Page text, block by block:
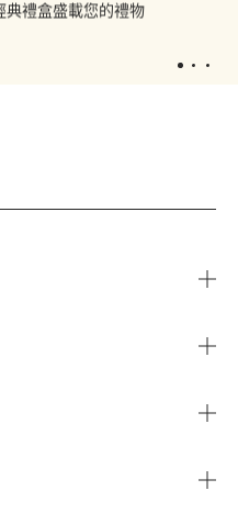
禮盒盛載您的禮物